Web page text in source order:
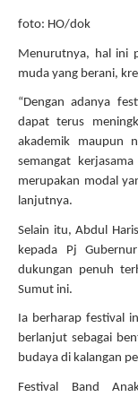
foto: HO/dok
Menurutnya, hal ini
muda yang berani,
“Dengan adanya
dapat terus
akademik maupun
semangat
merupakan modal
lanjutnya.
Selain itu, Abdul
kepada Pj
dukungan penuh
Sumut ini.
Ia berharap festival
berlanjut sebagai
budaya di kalangan
Festival Band